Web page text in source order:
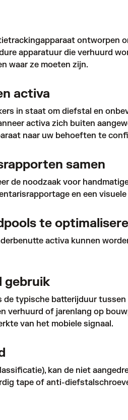
ontworpen
apparatuur die verhuurd
waar ze moeten zijn.
activa
in staat om diefstal en
activa zich buiten
naar uw behoeften te
samen
de noodzaak voor
en een
te
activa kunnen
gebruik
typische batterijduur
of jarenlang op
van het mobiele signaal.
kan de niet
tape of anti-